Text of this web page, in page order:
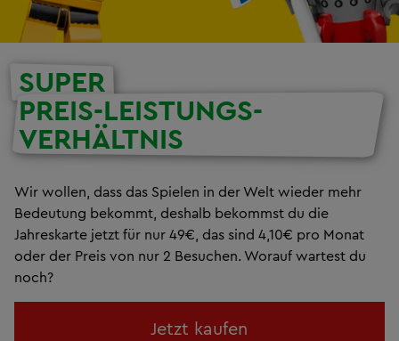
SUPER
PREIS-LEISTUNGS-
VERHÄLTNIS
Wir wollen, dass das Spielen in der Welt wieder mehr
Bedeutung bekommt, deshalb bekommst du die
Jahreskarte jetzt für nur 49€, das sind 4,10€ pro Monat
oder der Preis von nur 2 Besuchen. Worauf wartest du
noch?
Jetzt kaufen